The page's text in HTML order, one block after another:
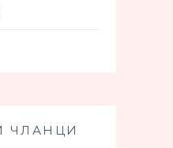
ЧЛАНЦИ